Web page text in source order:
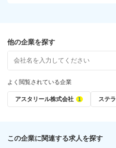
他の企業を探す
よく閲覧されている企業
アスタリール株式会社 ステ
この企業に関連する求人を探す